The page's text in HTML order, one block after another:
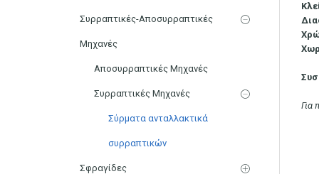
Για
Συρραπτικές-Αποσυρραπτικές
Μηχανές
Αποσυρραπτικές Μηχανές
Συρραπτικές Μηχανές
Σύρματα ανταλλακτικά
συρραπτικών
Σφραγίδες